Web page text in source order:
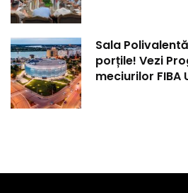
Sala
porțile! Vezi
meciurilor FIBA